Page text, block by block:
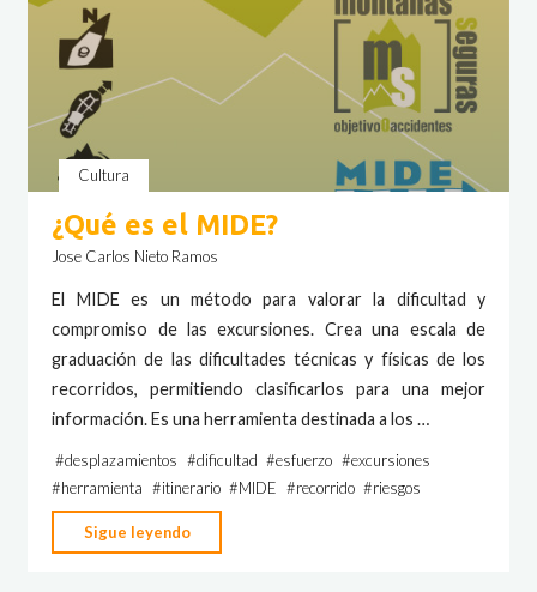
Cultura
¿Qué es el MIDE?
Jose Carlos Nieto Ramos
El MIDE es un método para valorar la dificultad y
compromiso de las excursiones. Crea una escala de
graduación de las dificultades técnicas y físicas de los
recorridos, permitiendo clasificarlos para una mejor
información. Es una herramienta destinada a los …
#desplazamientos #dificultad #esfuerzo #excursiones
#herramienta #itinerario #MIDE #recorrido #riesgos
Sigue leyendo
es